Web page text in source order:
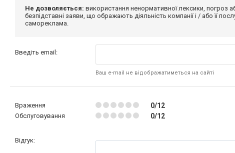
Не дозволяється: використання ненормативної лексики, погроз
безпідставні заяви, що ображають діяльність компанії і / або її
самореклама.
Введіть email:
Ваш e-mail не відображатиметься на сайті
Враження 0/12
Обслуговування 0/12
Відгук: